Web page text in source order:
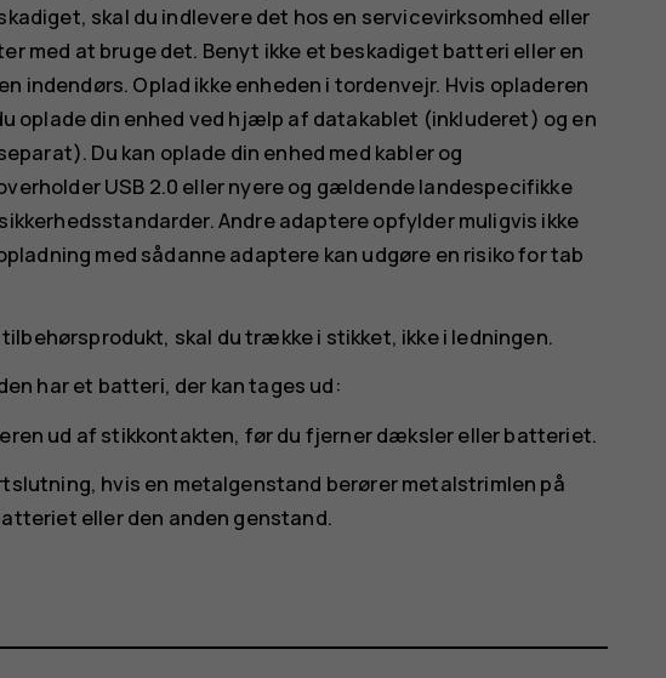
skal du indlevere det hos en servicevirksomhed eller
med at bruge det. Benyt ikke et beskadiget batteri eller en
indendørs. Oplad ikke enheden i tordenvejr. Hvis opladeren
oplade din enhed ved hjælp af datakablet (inkluderet) og en
Du kan oplade din enhed med kabler og
USB 2.0 eller nyere og gældende landespecifikke
Andre adaptere opfylder muligvis ikke
med sådanne adaptere kan udgøre en risiko for tab
skal du trække i stikket, ikke i ledningen.
har et batteri, der kan tages ud:
ud af stikkontakten, før du fjerner dæksler eller batteriet.
hvis en metalgenstand berører metalstrimlen på
eller den anden genstand.